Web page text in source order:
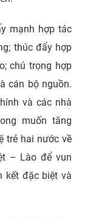
mạnh hợp tác
thúc đẩy hợp
chú trọng hợp
cán bộ nguồn.
và các nhà
muốn tăng
trẻ hai nước về
– Lào để vun
kết đặc biệt và